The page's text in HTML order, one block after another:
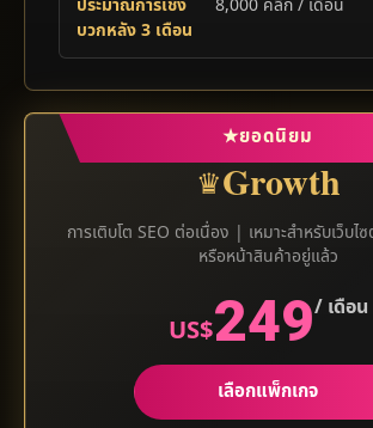
ประมาณการเชิง
บวกหลัง 3 เดือน
8,000 คลิก / เดือน
★ยอดนิยม
♛Growth
การเติบโต SEO ต่อเนื่อง | เหมาะสำหรับเว็บ
หรือหน้าสินค้าอยู่แล้ว
US$249/ เดือน
เลือกแพ็กเกจ